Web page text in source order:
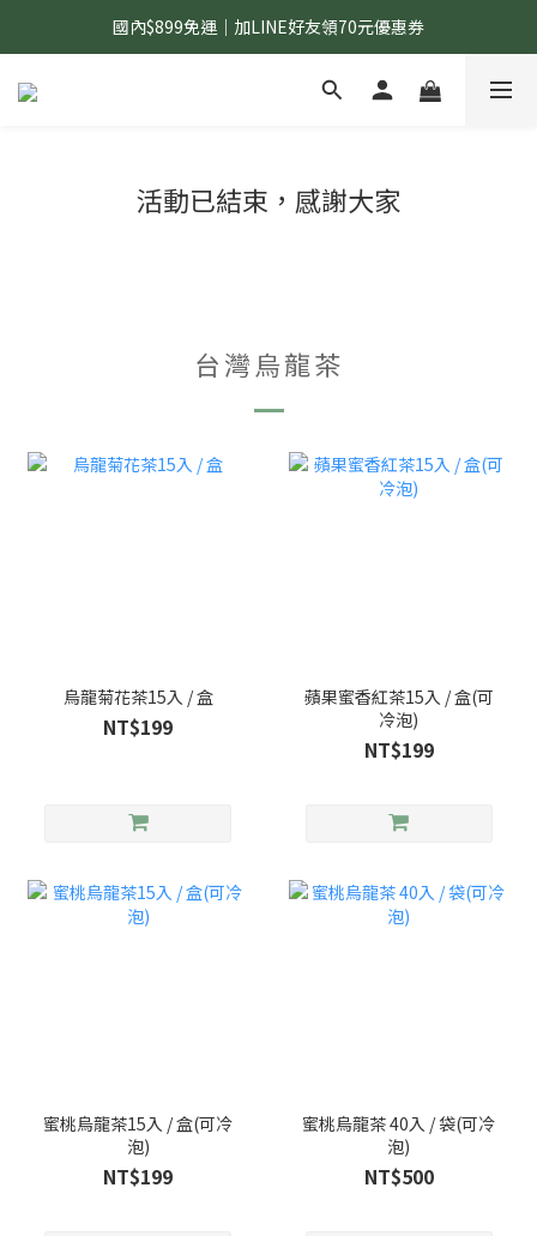
國內$899免運｜加LINE好友領70元優惠券
國內$899免運｜加LINE好友領70元優惠券
訂單滿$1,200｜送好日隨行冷水瓶 (贈完為止)
活動已結束，感謝大家
台灣烏龍茶
烏龍菊花茶15入 / 盒
NT$199
蘋果蜜香紅茶15入 / 盒(可
冷泡)
NT$199
蜜桃烏龍茶15入 / 盒(可冷
泡)
NT$199
蜜桃烏龍茶 40入 / 袋(可冷
泡)
NT$500